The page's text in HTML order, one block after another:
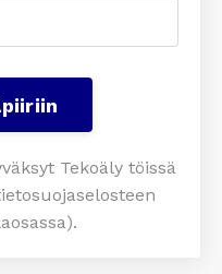
Tekoäly töissä